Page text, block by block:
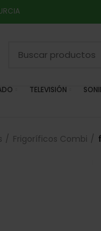
TELEVISIÓN
Frigoríficos Combi